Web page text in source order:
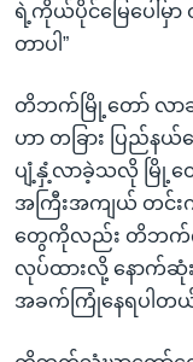
ရဲ့ကိုယ်ပိုင်မြေပေါ်မှ
တာပါ”
တိဘက်မြို့တော် လာဆ
ဟာ တခြား ပြည်နယ်
ပျံ့နှံ့လာခဲ့သလို မြို့တ
အကြီးအကျယ် တင်းက
တွေကိုလည်း တိဘက်ကို
လုပ်ထားလို့ နောက်ဆုံ
အခက်ကြုံနေရပါတ